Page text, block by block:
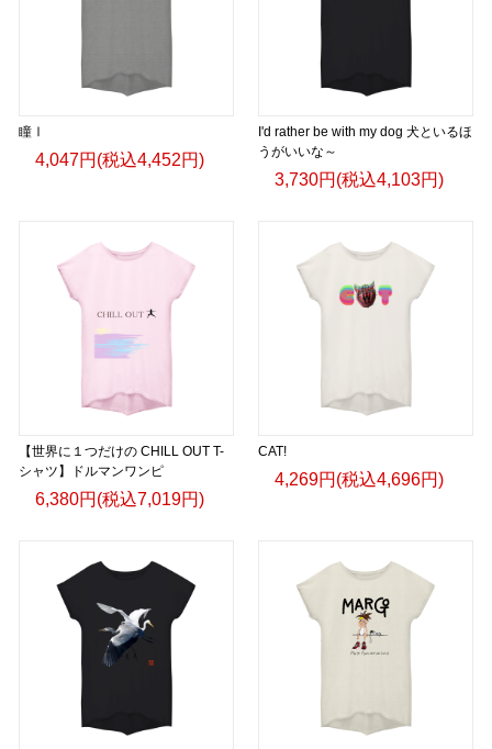
瞳Ⅰ
4,047円(税込4,452円)
I'd rather be with my dog 犬といるほ
うがいいな～
3,730円(税込4,103円)
【世界に１つだけの CHILL OUT T-
シャツ】ドルマンワンピ
6,380円(税込7,019円)
CAT!
4,269円(税込4,696円)